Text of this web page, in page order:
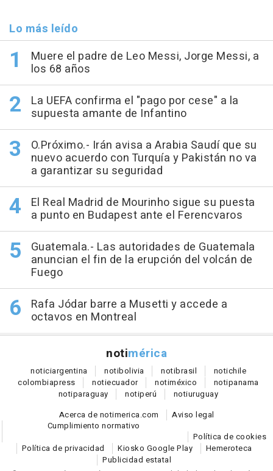
Lo más leído
Muere el padre de Leo Messi, Jorge Messi, a
los 68 años
La UEFA confirma el "pago por cese" a la
supuesta amante de Infantino
O.Próximo.- Irán avisa a Arabia Saudí que su
nuevo acuerdo con Turquía y Pakistán no va
a garantizar su seguridad
El Real Madrid de Mourinho sigue su puesta
a punto en Budapest ante el Ferencvaros
Guatemala.- Las autoridades de Guatemala
anuncian el fin de la erupción del volcán de
Fuego
Rafa Jódar barre a Musetti y accede a
octavos en Montreal
notimérica
noticiargentina notibolivia notibrasil notichile
colombiapress notiecuador notiméxico notipanama
notiparaguay notiperú notiuruguay
Acerca de notimerica.com
Aviso legal
Cumplimiento normativo
Política de cookies
Política de privacidad
Kiosko Google Play
Hemeroteca
Publicidad estatal